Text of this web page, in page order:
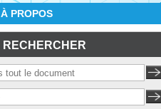
À PROPOS
RECHERCHER